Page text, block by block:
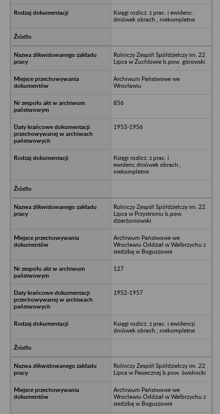
Księgi rozlicz. z prac. i ewidenc.
dniówek obrach., niekompletne
Rolniczy Zespół Spółdzielczy im. 22
Lipca w Żuchlowie b.pow. górowski
Archiwum Państwowe we
Wrocławiu
856
1953-1956
Księgi rozlicz. z prac. i
ewidenc.dniówek obrach.,
niekompletne
Rolniczy Zespół Spółdzielczy im. 22
Lipca w Przystroniu b.pow.
dzierżoniowski
Archiwum Państwowe we
Wrocławiu Oddział w Wałbrzychu z
siedzibą w Boguszowie
127
1952-1957
Księgi rozlicz. z prac. i ewidencji
dniówek obrach., niekompletne
Rolniczy Zespół Spółdzielczy im. 22
Lipca w Pasiecznej b.pow. świdnicki
Archiwum Państwowe we
Wrocławiu Oddział w Wałbrzychu z
siedzibą w Boguszowie